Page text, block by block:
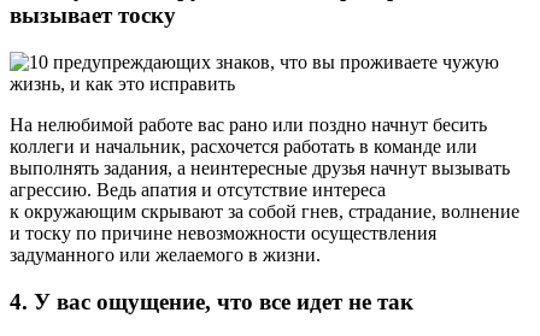
вызывает тоску
На нелюбимой работе вас рано или поздно начнут бесить
коллеги и начальник, расхочется работать в команде или
выполнять задания, а неинтересные друзья начнут вызывать
агрессию. Ведь апатия и отсутствие интереса
к окружающим скрывают за собой гнев, страдание, волнение
и тоску по причине невозможности осуществления
задуманного или желаемого в жизни.
4. У вас ощущение, что все идет не так